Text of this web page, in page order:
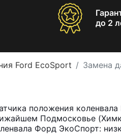
до 2
Ford EcoSport Замена
положения
Подмосковье
Форд ЭкоСпорт: